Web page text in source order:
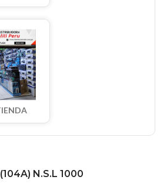
N.S.L 1000